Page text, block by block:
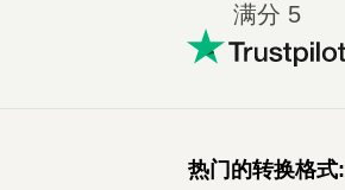
满分 5
热门的转换格式: